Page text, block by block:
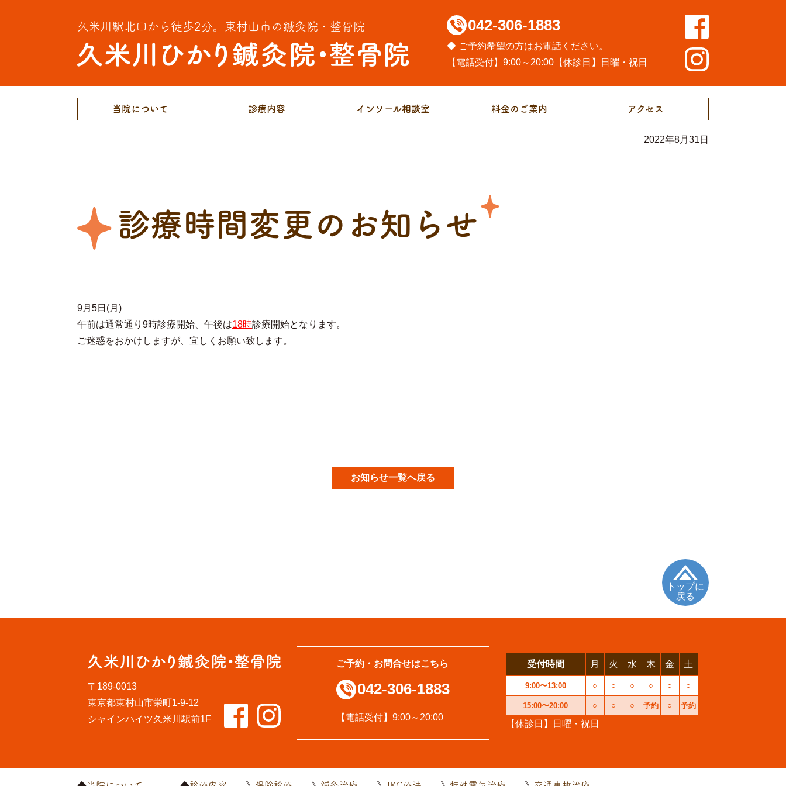
久米川駅北口から徒歩2分。 東村山市の鍼灸院・整骨院 042-306-1883
◆ ご予約希望の方はお電話ください。
【電話受付】9:00～20:00【休診日】日曜・祝日
当院について 診療内容 インソール相談室 料金のご案内 アクセス
2022年8月31日
診療時間変更のお知らせ
9月5日(月)
午前は通常通り9時診療開始、午後は18時診療開始となります。
ご迷惑をおかけしますが、宜しくお願い致します。
お知らせ一覧へ戻る
トップに
戻る
〒189-0013
東京都東村山市栄町1-9-12
シャインハイツ久米川駅前1F
ご予約・お問合せはこちら
042-306-1883
【電話受付】9:00～20:00
受付時間 月 火 水 木 金 土
9:00〜13:00 ○ ○ ○ ○ ○ ○
15:00〜20:00 ○ ○ ○ 予約 ○ 予約
【休診日】日曜・祝日